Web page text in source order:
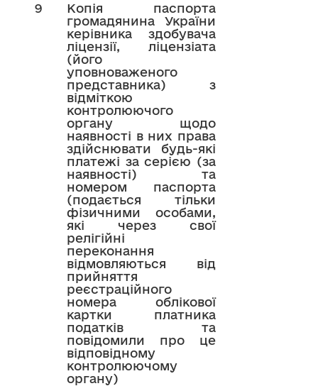
9
Копія паспорта
громадянина України
керівника здобувача
ліцензії, ліцензіата
(його
уповноваженого
представника) з
відміткою
контролюючого
органу щодо
наявності в них права
здійснювати будь-які
платежі за серією (за
наявності) та
номером паспорта
(подається тільки
фізичними особами,
які через свої
релігійні
переконання
відмовляються від
прийняття
реєстраційного
номера облікової
картки платника
податків та
повідомили про це
відповідному
контролюючому
органу)